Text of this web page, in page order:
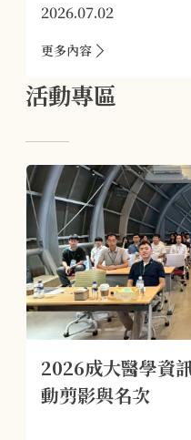
2026.07.02
更多內容
活動專區
2026成大醫學資
動剪影與名次